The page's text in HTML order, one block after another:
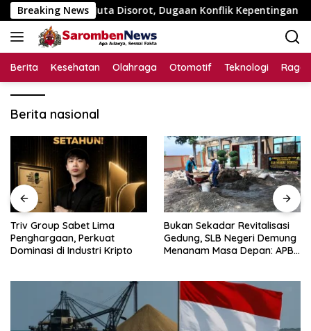
Langsung
ke
konten
Breaking News
Rp195 Juta Disorot, Dugaan Konflik Kepentingan hingga
Berita Kesehatan Olahraga Otomotif Teknologi
Berita nasional
Triv Group Sabet Lima
Penghargaan, Perkuat
Dominasi di Industri Kripto
Bukan Sekadar Revitalisasi
Gedung, SLB Negeri Demung
Menanam Masa Depan: APBN
Khusus Menjadi Kemandirian